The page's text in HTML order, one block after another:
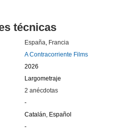
técnicas
España Francia
A Contracorriente Films
2026
Largometraje
2 anécdotas
-
Catalán, Español
-